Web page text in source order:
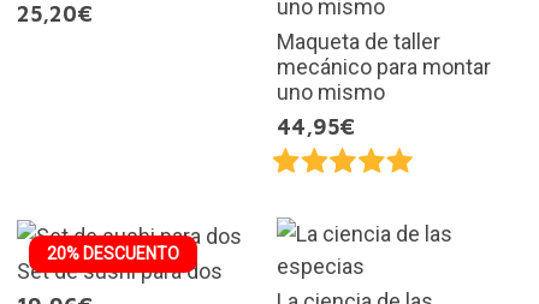
25,20€
Maqueta de taller
mecánico para montar
uno mismo
44,95€
20% DESCUENTO
Set de sushi para dos